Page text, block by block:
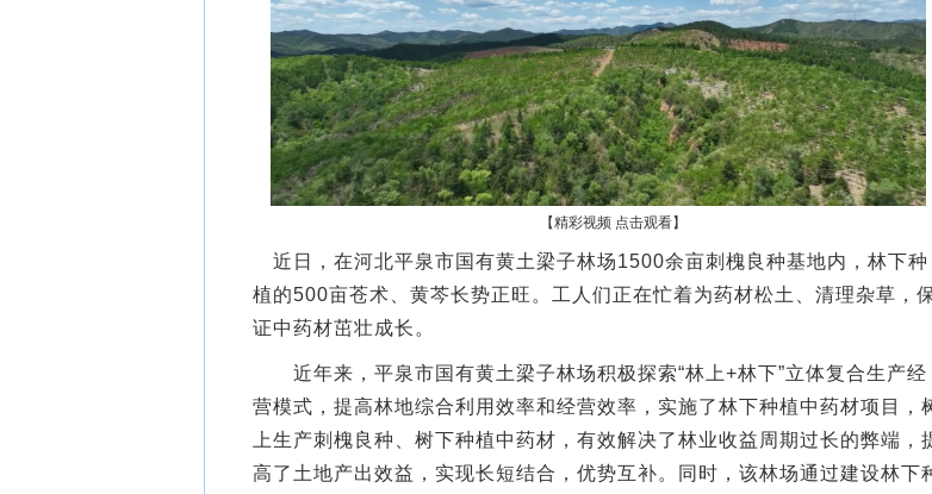
【精彩视频 点击观看】
近日，在河北平泉市国有黄土梁子林场1500余亩刺槐良种基地内，林下种
植的500亩苍术、黄芩长势正旺。工人们正在忙着为药材松土、清理杂草，
证中药材茁壮成长。
近年来，平泉市国有黄土梁子林场积极探索“林上+林下”立体复合生产经
营模式，提高林地综合利用效率和经营效率，实施了林下种植中药材项目，
上生产刺槐良种、树下种植中药材，有效解决了林业收益周期过长的弊端，
高了土地产出效益，实现长短结合，优势互补。同时，该林场通过建设林下